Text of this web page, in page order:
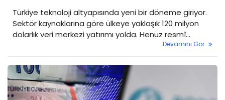
etkiler?
Türkiye teknoloji altyapısında yeni bir döneme giriyor.
Sektör kaynaklarına göre ülkeye yaklaşık 120 milyon
dolarlık veri merkezi yatırımı yolda. Henüz resmî
açıklama yapılmadı ancak yatırımın özellikle bulut
teknolojileri, enerji altyapısı ve telekomünikasyon
tarafında ciddi bir hareketlilik yaratması bekleniyor.
Devamını Gör